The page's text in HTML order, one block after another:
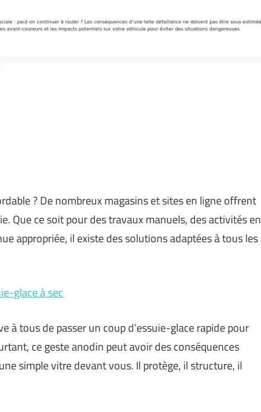
? De nombreux magasins et sites en ligne offrent
Que ce soit pour des travaux manuels, des activités en
appropriée, il existe des solutions adaptées à tous les
glace à sec
à tous de passer un coup d’essuie-glace rapide pour
ce geste anodin peut avoir des conséquences
simple vitre devant vous. Il protège, il structure, il